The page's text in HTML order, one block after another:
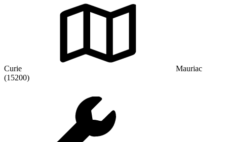
Curie
Mauriac
(15200)